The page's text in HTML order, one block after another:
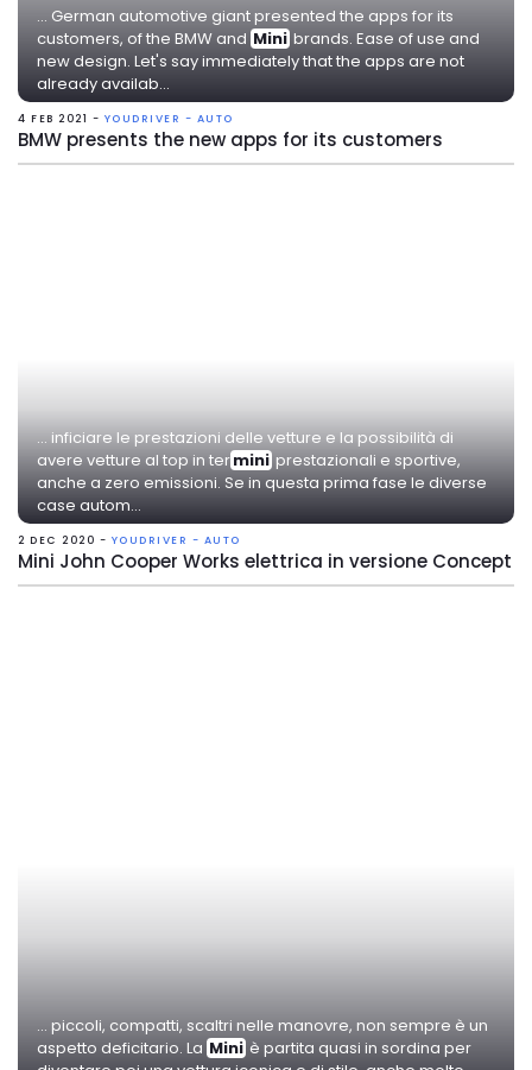
... German automotive giant presented the apps for its
customers, of the BMW and Mini brands. Ease of use and
new design. Let's say immediately that the apps are not
already availab...
4 FEB 2021 - YOUDRIVER - AUTO
BMW presents the new apps for its customers
... inficiare le prestazioni delle vetture e la possibilità di
avere vetture al top in termini prestazionali e sportive,
anche a zero emissioni. Se in questa prima fase le diverse
case autom...
2 DEC 2020 - YOUDRIVER - AUTO
Mini John Cooper Works elettrica in versione Concept
... piccoli, compatti, scaltri nelle manovre, non sempre è un
aspetto deficitario. La Mini è partita quasi in sordina per